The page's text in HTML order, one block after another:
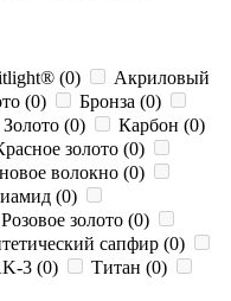
(0)
Акриловый
(0)
Бронза (0)
Золото (0)
Карбон (0)
золото (0)
волокно (0)
(0)
Розовое золото (0)
сапфир (0)
3 (0)
Титан (0)